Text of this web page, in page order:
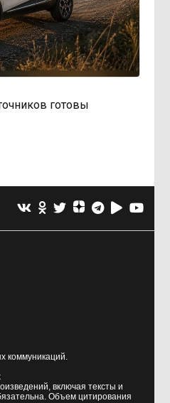
готовы
коммуникаций.
включая тексты и
Объем цитирования